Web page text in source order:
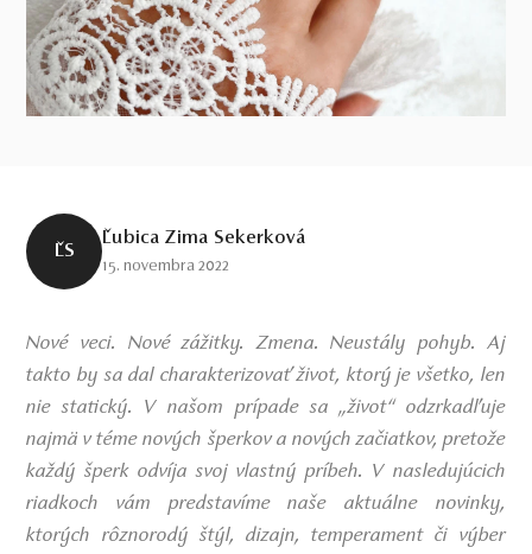
ĽS
Ľubica Zima Sekerková
15. novembra 2022
Nové veci. Nové zážitky. Zmena. Neustály pohyb. Aj
takto by sa dal charakterizovať život, ktorý je všetko, len
nie statický. V našom prípade sa „život“ odzrkadľuje
najmä v téme nových šperkov a nových začiatkov, pretože
každý šperk odvíja svoj vlastný príbeh. V nasledujúcich
riadkoch vám predstavíme naše aktuálne novinky,
ktorých rôznorodý štýl, dizajn, temperament či výber